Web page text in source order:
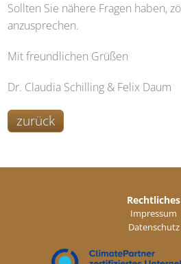
Sollten Sie nähere Fragen haben,
anzusprechen.
Mit freundlichen Grüßen
Dr. Claudia Schilling & Felix Daum
zurück
Rechtliches
Impressum
Datenschutz